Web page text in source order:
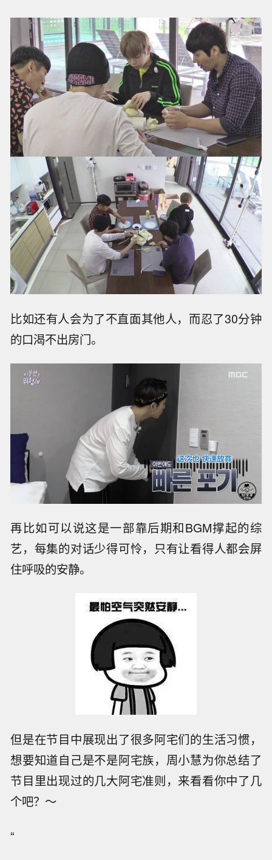
比如还有人会为了不直面其他人，而忍了30分钟
的口渴不出房门。
再比如可以说这是一部靠后期和BGM撑起的综
艺，每集的对话少得可怜，只有让看得人都会屏
住呼吸的安静。
但是在节目中展现出了很多阿宅们的生活习惯，
想要知道自己是不是阿宅族，周小慧为你总结了
节目里出现过的几大阿宅准则，来看看你中了几
个吧？～
“